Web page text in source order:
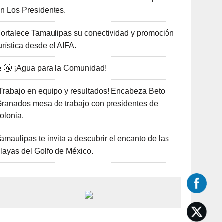
Los Presidentes.
Tamaulipas su conectividad y promoción
desde el AIFA.
¡Agua para la Comunidad!
en equipo y resultados! Encabeza Beto
mesa de trabajo con presidentes de
te invita a descubrir el encanto de las
del Golfo de México.